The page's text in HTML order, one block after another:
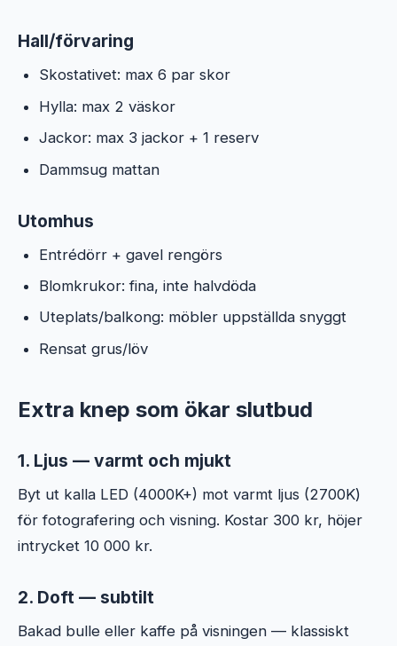
Hall/förvaring
Skostativet: max 6 par skor
Hylla: max 2 väskor
Jackor: max 3 jackor + 1 reserv
Dammsug mattan
Utomhus
Entrédörr + gavel rengörs
Blomkrukor: fina, inte halvdöda
Uteplats/balkong: möbler uppställda snyggt
Rensat grus/löv
Extra knep som ökar slutbud
1. Ljus — varmt och mjukt
Byt ut kalla LED (4000K+) mot varmt ljus (2700K)
för fotografering och visning. Kostar 300 kr, höjer
intrycket 10 000 kr.
2. Doft — subtilt
Bakad bulle eller kaffe på visningen — klassiskt